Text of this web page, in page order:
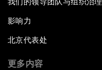
影响力
北京代表处
更多内容